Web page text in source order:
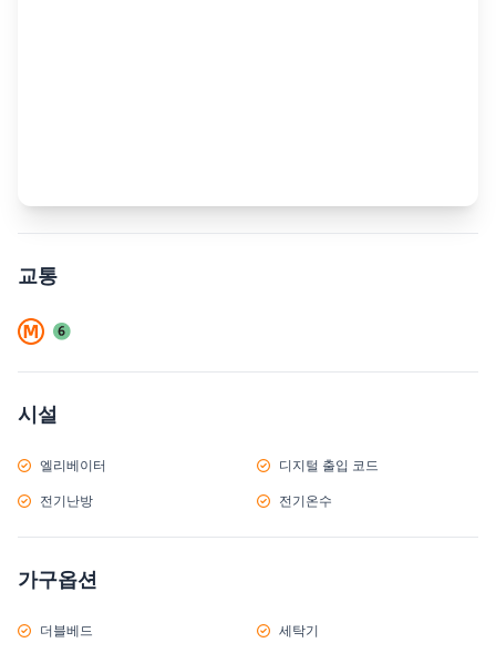
교통
시설
엘리베이터 디지털 출입 코드
전기난방 전기온수
가구옵션
더블베드 세탁기